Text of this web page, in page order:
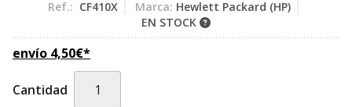
Ref.: CF410X Marca: Hewlett Packard (HP)
EN STOCK
envío 4,50€*
Cantidad